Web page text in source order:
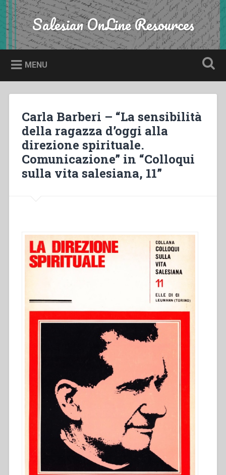
Skip
to
content
Search Salesian OnLine Resources
MENU
Carla Barberi – “La sensibilità
della ragazza d’oggi alla
direzione spirituale.
Comunicazione” in “Colloqui
sulla vita salesiana, 11”